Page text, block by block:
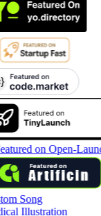
Song
Illustration